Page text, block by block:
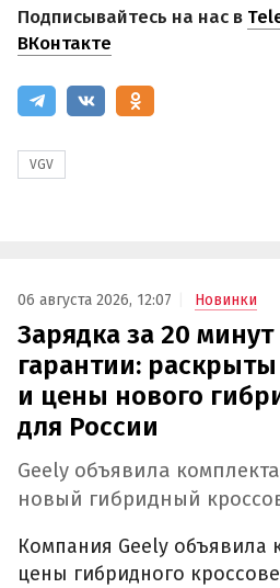
Подписывайтесь на нас в
ВКонтакте
VGV
06 августа 2026, 12:07 Новинки
Зарядка за 20
гарантии:
и цены нового
для России
Geely объявила
новый гибридный
Компания Geely объявила
цены гибридного